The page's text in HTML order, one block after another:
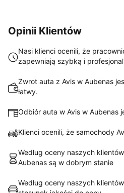
Opinii Klientów
Nasi klienci ocenili, że
zapewniają szybką i
Zwrot auta z Avis w Aubenas
łatwy.
Odbiór auta w Avis w Aubenas
Klienci ocenili, że samochody
Według oceny naszych
Aubenas są w dobrym stanie
Według oceny naszych